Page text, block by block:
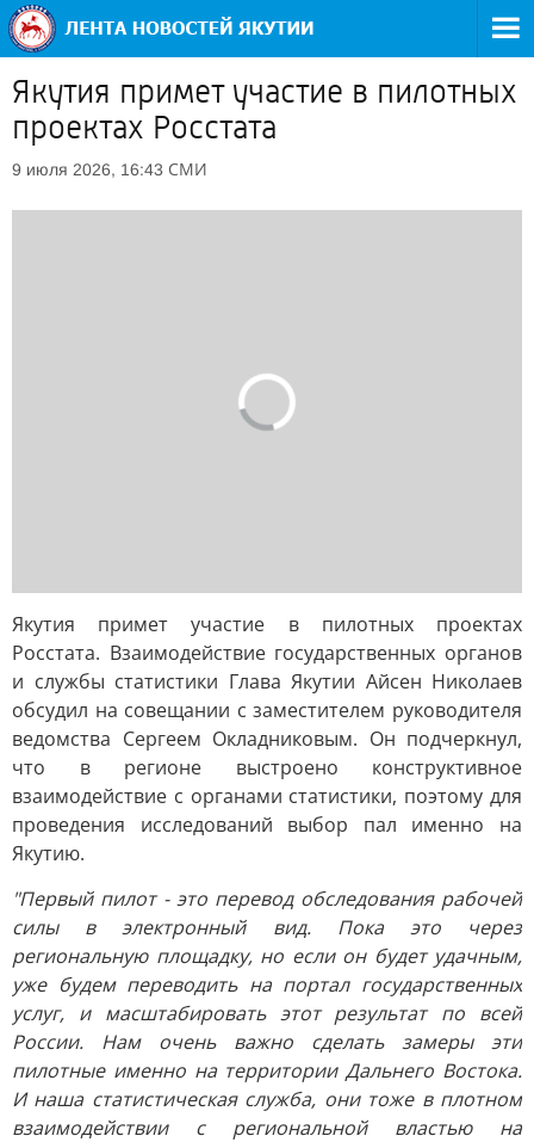
Якутия примет участие в пилотных
проектах Росстата
9 июля 2026, 16:43 СМИ
Якутия примет участие в пилотных проектах
Росстата. Взаимодействие государственных органов
и службы статистики Глава Якутии Айсен Николаев
обсудил на совещании с заместителем руководителя
ведомства Сергеем Окладниковым. Он подчеркнул,
что в регионе выстроено конструктивное
взаимодействие с органами статистики, поэтому для
проведения исследований выбор пал именно на
Якутию.
"Первый пилот - это перевод обследования рабочей
силы в электронный вид. Пока это через
региональную площадку, но если он будет удачным,
уже будем переводить на портал государственных
услуг, и масштабировать этот результат по всей
России. Нам очень важно сделать замеры эти
пилотные именно на территории Дальнего Востока.
И наша статистическая служба, они тоже в плотном
взаимодействии с региональной властью на